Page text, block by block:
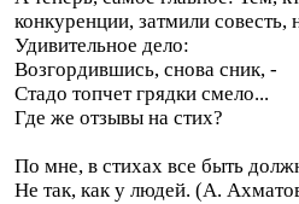
конкуренции, затмили
Удивительное дело:
Возгордившись, снова сник, -
Стадо топчет грядки смело...
Где же отзывы на стих?
По мне, в стихах все быть
Не так, как у людей. (А.